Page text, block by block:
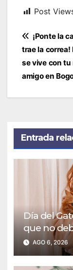
Post
de
entradas
¡Ponte la
trae la correa!
se vive con tu
amigo en
Entrada
Día del
que no
bienestar
AGO 6, 2026